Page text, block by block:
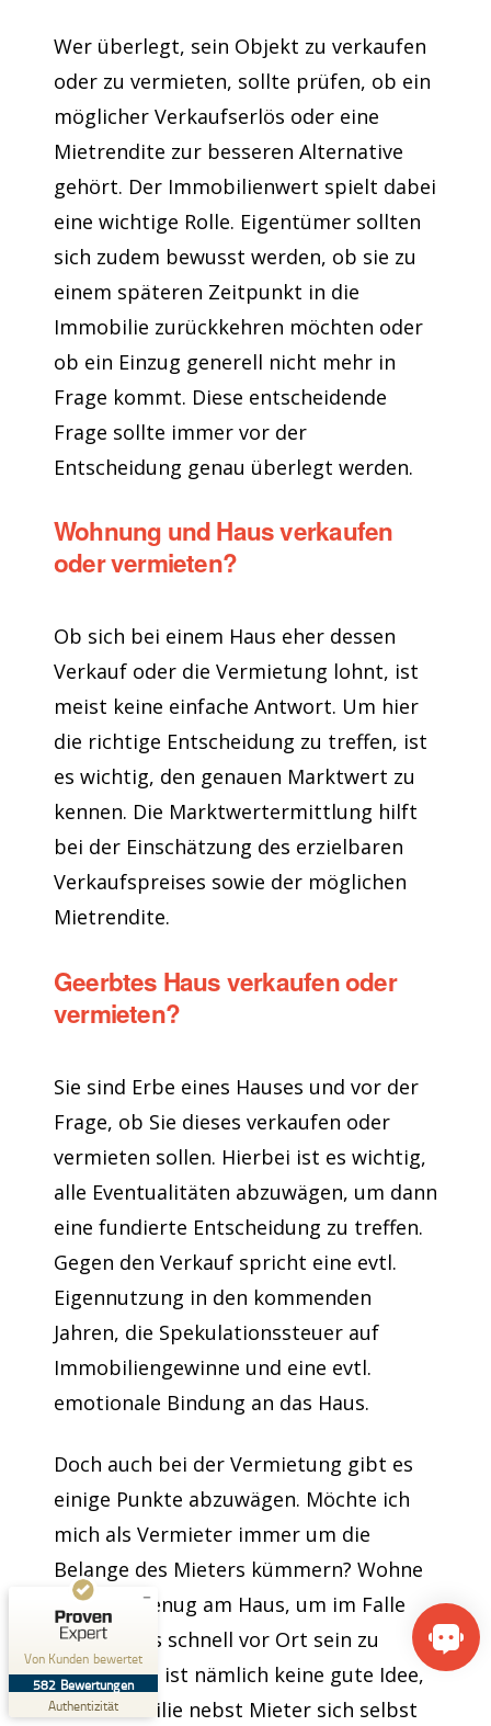
Wer überlegt, sein Objekt zu verkaufen
oder zu vermieten, sollte prüfen, ob ein
möglicher Verkaufserlös oder eine
Mietrendite zur besseren Alternative
gehört. Der Immobilienwert spielt dabei
eine wichtige Rolle. Eigentümer sollten
sich zudem bewusst werden, ob sie zu
einem späteren Zeitpunkt in die
Immobilie zurückkehren möchten oder
ob ein Einzug generell nicht mehr in
Frage kommt. Diese entscheidende
Frage sollte immer vor der
Entscheidung genau überlegt werden.
Wohnung und Haus verkaufen
oder vermieten?
Ob sich bei einem Haus eher dessen
Verkauf oder die Vermietung lohnt, ist
meist keine einfache Antwort. Um hier
die richtige Entscheidung zu treffen, ist
es wichtig, den genauen Marktwert zu
kennen. Die Marktwertermittlung hilft
bei der Einschätzung des erzielbaren
Verkaufspreises sowie der möglichen
Mietrendite.
Geerbtes Haus verkaufen oder
vermieten?
Sie sind Erbe eines Hauses und vor der
Frage, ob Sie dieses verkaufen oder
vermieten sollen. Hierbei ist es wichtig,
alle Eventualitäten abzuwägen, um dann
eine fundierte Entscheidung zu treffen.
Gegen den Verkauf spricht eine evtl.
Eigennutzung in den kommenden
Jahren, die Spekulationssteuer auf
Immobiliengewinne und eine evtl.
emotionale Bindung an das Haus.
Doch auch bei der Vermietung gibt es
einige Punkte abzuwägen. Möchte ich
mich als Vermieter immer um die
Belange des Mieters kümmern? Wohne
ich nahe genug am Haus, um im Falle
eines Falles schnell vor Ort sein zu
können? Es ist nämlich keine gute Idee,
die Immobilie nebst Mieter sich selbst
Von Kunden bewertet
582 Bewertungen
Authentizität
Kundenbewertungen und Erfahrungen zu
%
Empfehlungen auf
ProvenExpert.com
SEHR GUT
4,74
/
5,00
9
Bewertungen auf
ProvenExpert.com
573
Bewertungen von
anderen Quellen
Blick aufs ProvenExpert-Profil werfen
29.07.2026